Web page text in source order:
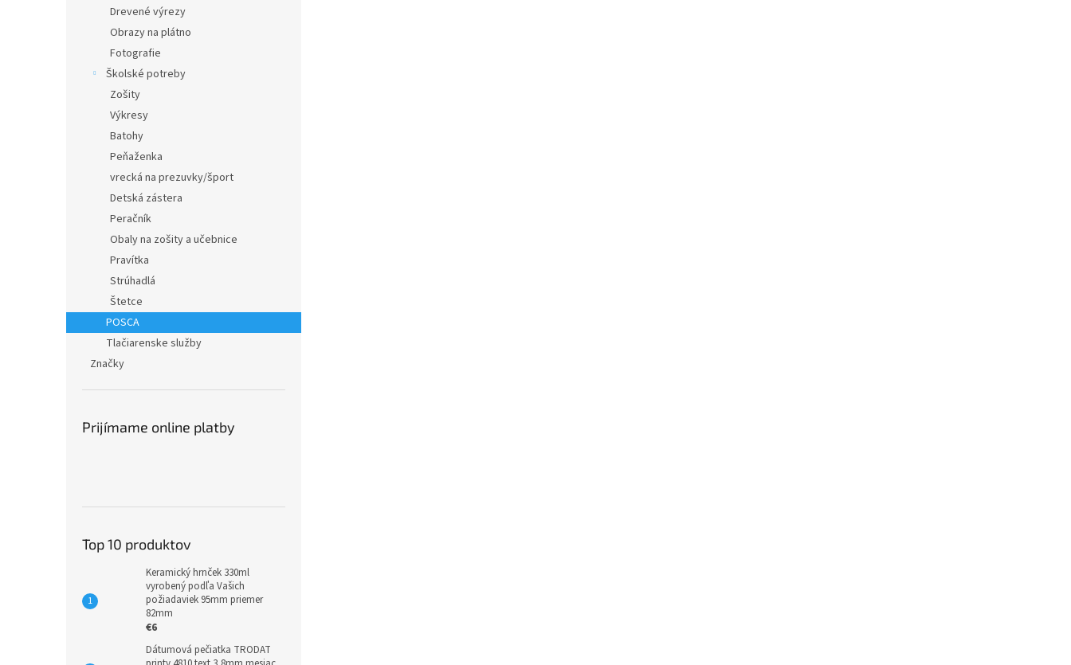
Drevené výrezy
Obrazy na plátno
Fotografie
Školské potreby
Zošity
Výkresy
Batohy
Peňaženka
vrecká na prezuvky/šport
Detská zástera
Peračník
Obaly na zošity a učebnice
Pravítka
Strúhadlá
Štetce
POSCA
Tlačiarenske služby
Značky
Prijímame online platby
Top 10 produktov
Keramický hrnček 330ml
vyrobený podľa Vašich
požiadaviek 95mm priemer
82mm
€6
Dátumová pečiatka TRODAT